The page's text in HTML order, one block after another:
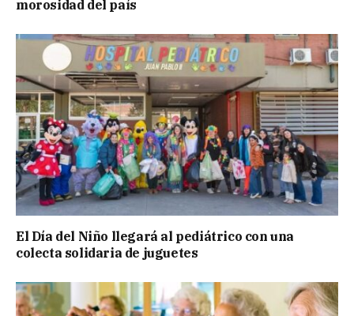
morosidad del país
El Día del Niño llegará al pediátrico con una
colecta solidaria de juguetes